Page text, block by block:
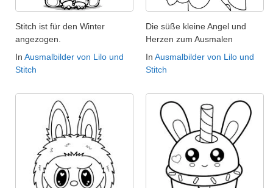
Stitch ist für den Winter
angezogen.
In Ausmalbilder von Lilo und
Stitch
Die süße kleine Angel und
Herzen zum Ausmalen
In Ausmalbilder von Lilo und
Stitch